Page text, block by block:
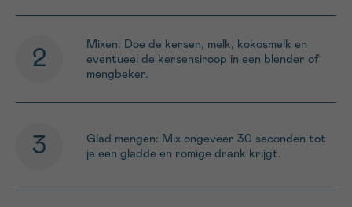
Mixen: Doe de kersen, melk, kokosmelk en
eventueel de kersensiroop in een blender of
mengbeker.
Glad mengen: Mix ongeveer 30 seconden tot
je een gladde en romige drank krijgt.